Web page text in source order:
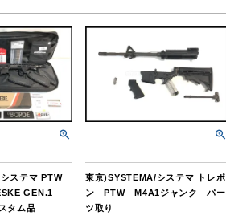
ステマ PTW
GEN.1
タム品
東京)SYSTEMA/システマ トレポ
ン PTW M4A1ジャンク パー
ツ取り